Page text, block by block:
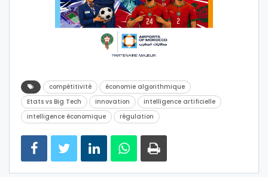
compétitivité
économie algorithmique
Etats vs Big Tech
innovation
intelligence artificielle
intelligence économique
régulation